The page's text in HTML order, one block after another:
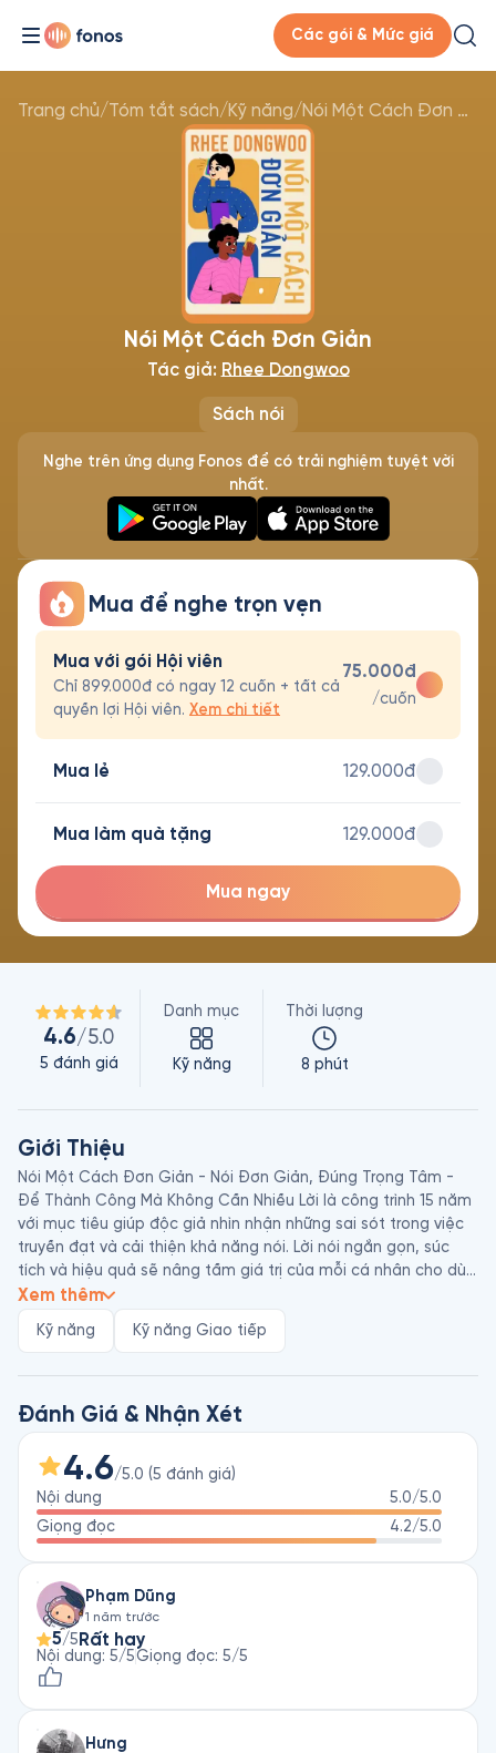
Các gói & Mức giá
Trang chủ/Tóm tắt sách/Kỹ năng/ Nói Một Cách Đơn Giản
Sách nói
Nói Một Cách Đơn Giản
Tác giả: Rhee Dongwoo
Nghe trên ứng dụng Fonos để có trải nghiệm tuyệt vời
nhất.
Mua để nghe trọn vẹn
Mua với gói Hội viên
Chỉ 899.000đ có ngay 12 cuốn + tất cả
quyền lợi Hội viên. Xem chi tiết
75.000đ
/cuốn
Mua lẻ 129.000đ
Mua làm quà tặng 129.000đ
Mua ngay
4.6/5.0
5 đánh giá
Danh mục
Kỹ năng
Thời lượng
8 phút
Giới Thiệu
Nói Một Cách Đơn Giản - Nói Đơn Giản, Đúng Trọng Tâm -
Để Thành Công Mà Không Cần Nhiều Lời là công trình 15 năm
với mục tiêu giúp độc giả nhìn nhận những sai sót trong việc
truyền đạt và cải thiện khả năng nói. Lời nói ngắn gọn, súc
tích và hiệu quả sẽ nâng tầm giá trị của mỗi cá nhân cho dù
họ đang làm việc ở bất kỳ ngành nghề nào.
Rhee Dongwoo là một giám tuyển sách - chuyên gia đọc,
Dongwoo tốt nghiệp khoa Luật của Đại học Halim, thạc sĩ
khoa Báo chí của Đại học Yonsei và công tác tại báo Kinh Tế
Hàn Quốc, công ty phần mềm Miraenet và viện nghiên cứu
Xem thêm
Kỹ năng Kỹ năng Giao tiếp
Đánh Giá & Nhận Xét
4.6/5.0 (5 đánh giá)
Nội dung
5.0/5.0
Giọng đọc
4.2/5.0
Phạm Dũng
1 năm trước
5/5 Rất hay
Nội dung: 5/5Giọng đọc: 5/5
Hưng